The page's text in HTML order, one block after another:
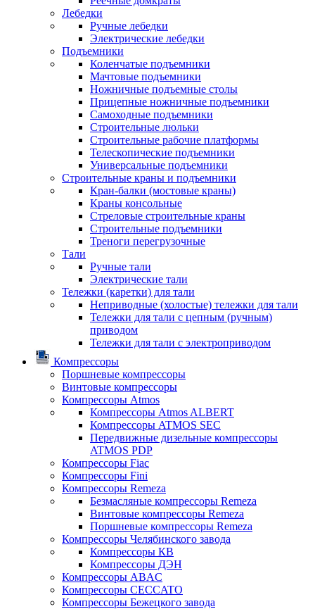
Лебедки
Ручные лебедки
Электрические лебедки
Подъемники
Коленчатые подъемники
Мачтовые подъемники
Ножничные подъемные столы
Прицепные ножничные подъемники
Самоходные подъемники
Строительные люльки
Строительные рабочие платформы
Телескопические подъемники
Универсальные подъемники
Строительные краны и подъемники
Кран-балки (мостовые краны)
Краны консольные
Стреловые строительные краны
Строительные подъемники
Треноги перегрузочные
Тали
Ручные тали
Электрические тали
Тележки (каретки) для тали
Неприводные (холостые) тележки для тали
Тележки для тали с цепным (ручным)
приводом
Тележки для тали с электроприводом
Компрессоры
Поршневые компрессоры
Винтовые компрессоры
Компрессоры Atmos
Компрессоры Atmos ALBERT
Компрессоры ATMOS SEC
Передвижные дизельные компрессоры
ATMOS PDP
Компрессоры Fiac
Компрессоры Fini
Компрессоры Remeza
Безмасляные компрессоры Remeza
Винтовые компрессоры Remeza
Поршневые компрессоры Remeza
Компрессоры Челябинского завода
Компрессоры КВ
Компрессоры ДЭН
Компрессоры ABAC
Компрессоры CECCATO
Компрессоры Бежецкого завода